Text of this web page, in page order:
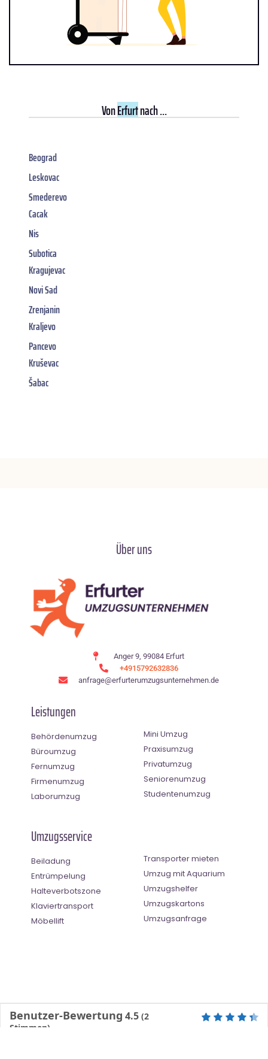
VonErfurtnach ...
Beograd
Leskovac
Smederevo
Cacak
Nis
Subotica
Kragujevac
Novi Sad
Zrenjanin
Kraljevo
Pancevo
Kruševac
Šabac
Über uns
Anger 9, 99084 Erfurt
+4915792632836
anfrage@erfurterumzugsunternehmen.de
Leistungen
Behördenumzug
Büroumzug
Fernumzug
Firmenumzug
Laborumzug
Mini Umzug
Praxisumzug
Privatumzug
Seniorenumzug
Studentenumzug
Umzugsservice
Beiladung
Entrümpelung
Halteverbotszone
Klaviertransport
Möbellift
Transporter mieten
Umzug mit Aquarium
Umzugshelfer
Umzugskartons
Umzugsanfrage
Benutzer-Bewertung 4.5 (2
Stimmen)